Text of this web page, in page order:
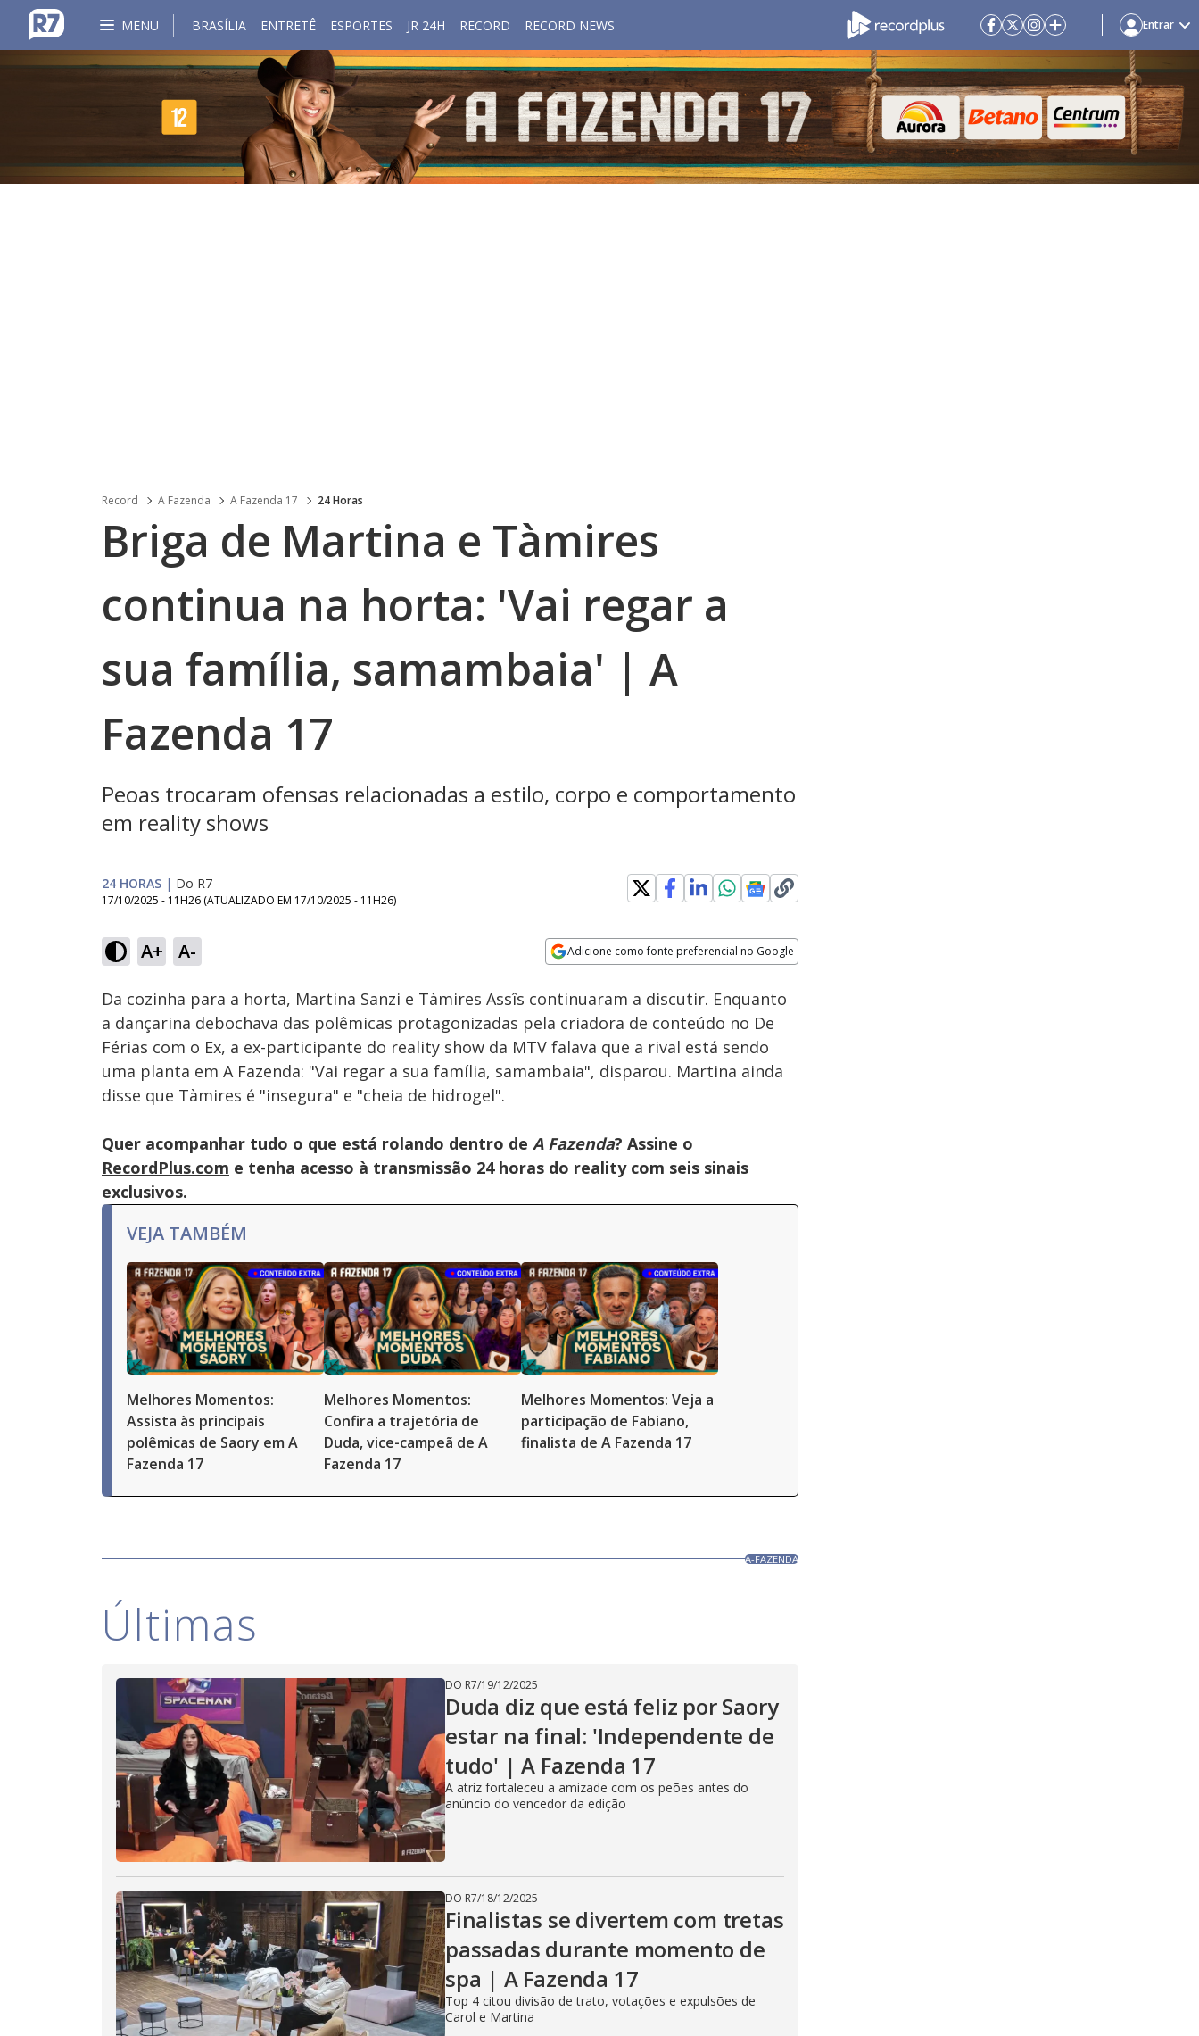
MENU BRASÍLIA ENTRETÊ ESPORTES JR 24H RECORD RECORD NEWS Entrar
Record A Fazenda A Fazenda 17 24 Horas
Briga de Martina e Tàmires
continua na horta: 'Vai regar a
sua família, samambaia' | A
Fazenda 17
Peoas trocaram ofensas relacionadas a estilo, corpo e comportamento
em reality shows
24 HORAS | Do R7
17/10/2025 - 11H26 (ATUALIZADO EM 17/10/2025 - 11H26)
A+ A- Adicione como fonte preferencial no Google
Ativar
Som
21.84%
Velocidade
Da cozinha para a horta, Martina Sanzi e Tàmires Assîs continuaram a discutir. Enquanto
a dançarina debochava das polêmicas protagonizadas pela criadora de conteúdo no De
Férias com o Ex, a ex-participante do reality show da MTV falava que a rival está sendo
uma planta em A Fazenda: "Vai regar a sua família, samambaia", disparou. Martina ainda
disse que Tàmires é "insegura" e "cheia de hidrogel".
Quer acompanhar tudo o que está rolando dentro de A Fazenda? Assine o
RecordPlus.com e tenha acesso à transmissão 24 horas do reality com seis sinais
exclusivos.
VEJA TAMBÉM
Melhores Momentos:
Assista às principais
polêmicas de Saory em A
Fazenda 17
Melhores Momentos:
Confira a trajetória de
Duda, vice-campeã de A
Fazenda 17
Melhores Momentos: Veja a
participação de Fabiano,
finalista de A Fazenda 17
A-FAZENDA
Últimas
DO R7/19/12/2025
Duda diz que está feliz por Saory
estar na final: 'Independente de
tudo' | A Fazenda 17
A atriz fortaleceu a amizade com os peões antes do
anúncio do vencedor da edição
DO R7/18/12/2025
Finalistas se divertem com tretas
passadas durante momento de
spa | A Fazenda 17
Top 4 citou divisão de trato, votações e expulsões de
Carol e Martina